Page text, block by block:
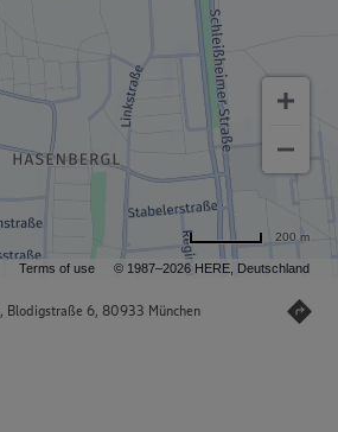
Terms of use © 1987–2026 HERE, Deutschland
200 m
, Blodigstraße 6, 80933 München